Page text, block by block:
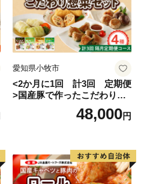
愛知県小牧市
<2か月に1回 計3回 定期便
>国産豚で作ったこだわり惣
48,000円